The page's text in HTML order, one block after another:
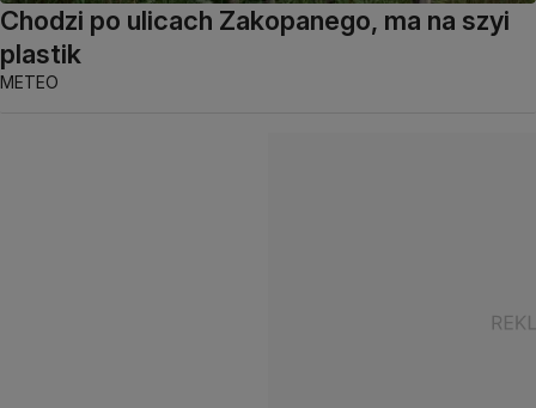
Chodzi po ulicach Zakopanego, ma na szyi
plastik
METEO